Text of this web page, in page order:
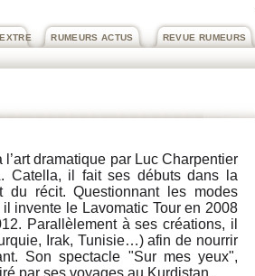
REVUE RUMEURS
RUMEURS ACTUS
dramatique par Luc Charpentier
Catella, il fait ses débuts dans la
du récit. Questionnant les modes
invente le Lavomatic Tour en 2008
Parallèlement à ses créations, il
Irak, Tunisie…) afin de nourrir
Son spectacle "Sur mes yeux",
par ses voyages au Kurdistan.